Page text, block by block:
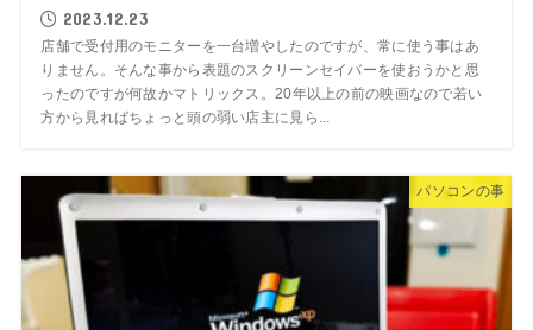
2023.12.23
店舗で受付用のモニターを一台増やしたのですが、常に使う事はあ
りません。そんな事から表題のスクリーンセイバーを使おうかと思
ったのですが何故かマトリックス。20年以上の前の映画なので若い
方から見ればちょっと頭の弱い店主に見ら...
パソコンの事